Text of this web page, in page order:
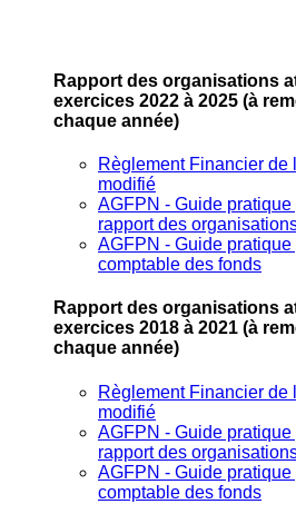
Rapport des organisations
exercices 2022 à 2025 (à
chaque année)
Règlement Financier de
modifié
AGFPN ‐ Guide
rapport des
AGFPN ‐ Guide
comptable des fonds
Rapport des organisations
exercices 2018 à 2021 (à
chaque année)
Règlement Financier de
modifié
AGFPN ‐ Guide
rapport des
AGFPN ‐ Guide
comptable des fonds